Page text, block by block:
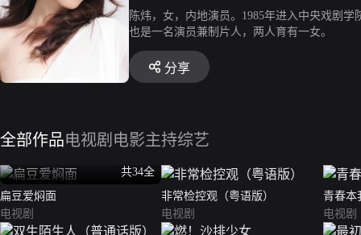
陈炜，女，内地演员。1985年进入中央戏剧
也是一名演员兼制片人，两人育有一女。
分享
全部作品电视剧 电影主持综艺
共34全
扁豆爱焖面
电视剧
非常检控观（粤语版）
电视剧
青春本
电视剧